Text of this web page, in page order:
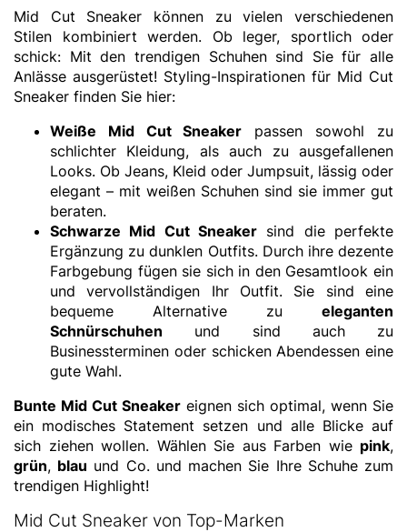
Mid Cut Sneaker können zu vielen verschiedenen
Stilen kombiniert werden. Ob leger, sportlich oder
schick: Mit den trendigen Schuhen sind Sie für alle
Anlässe ausgerüstet! Styling-Inspirationen für Mid Cut
Sneaker finden Sie hier:
Weiße Mid Cut Sneaker passen sowohl zu
schlichter Kleidung, als auch zu ausgefallenen
Looks. Ob Jeans, Kleid oder Jumpsuit, lässig oder
elegant – mit weißen Schuhen sind sie immer gut
beraten.
Schwarze Mid Cut Sneaker sind die perfekte
Ergänzung zu dunklen Outfits. Durch ihre dezente
Farbgebung fügen sie sich in den Gesamtlook ein
und vervollständigen Ihr Outfit. Sie sind eine
bequeme Alternative zu eleganten
Schnürschuhen und sind auch zu
Businessterminen oder schicken Abendessen eine
gute Wahl.
Bunte Mid Cut Sneaker eignen sich optimal, wenn Sie
ein modisches Statement setzen und alle Blicke auf
sich ziehen wollen. Wählen Sie aus Farben wie pink,
grün, blau und Co. und machen Sie Ihre Schuhe zum
trendigen Highlight!
Mid Cut Sneaker von Top-Marken